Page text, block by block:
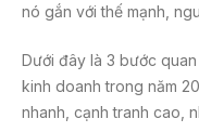
nó gắn với thế mạnh,
Dưới đây là 3 bước
kinh doanh trong năm
nhanh, cạnh tranh cao,